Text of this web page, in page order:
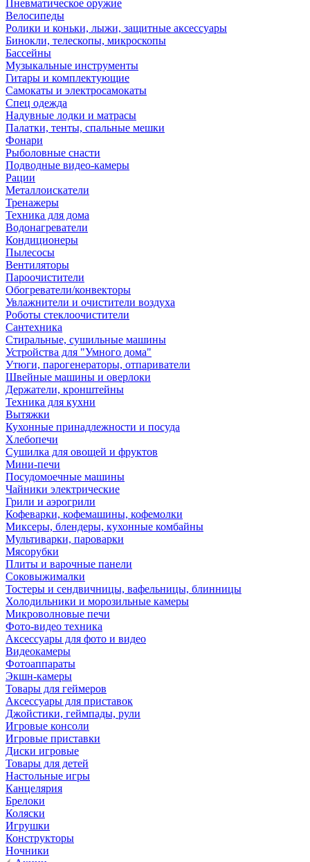
Пневматическое оружие
Велосипеды
Ролики и коньки, лыжи, защитные аксессуары
Бинокли, телескопы, микроскопы
Бассейны
Музыкальные инструменты
Гитары и комплектующие
Самокаты и электросамокаты
Спец одежда
Надувные лодки и матрасы
Палатки, тенты, спальные мешки
Фонари
Рыболовные снасти
Подводные видео-камеры
Рации
Металлоискатели
Тренажеры
Техника для дома
Водонагреватели
Кондиционеры
Пылесосы
Вентиляторы
Пароочистители
Обогреватели/конвекторы
Увлажнители и очистители воздуха
Роботы стеклоочистители
Сантехника
Стиральные, сушильные машины
Устройства для "Умного дома"
Утюги, парогенераторы, отпариватели
Швейные машины и оверлоки
Держатели, кронштейны
Техника для кухни
Вытяжки
Кухонные принадлежности и посуда
Хлебопечи
Сушилка для овощей и фруктов
Мини-печи
Посудомоечные машины
Чайники электрические
Грили и аэрогрили
Кофеварки, кофемашины, кофемолки
Миксеры, блендеры, кухонные комбайны
Мультиварки, пароварки
Мясорубки
Плиты и варочные панели
Соковыжималки
Тостеры и сендвичницы, вафельницы, блинницы
Холодильники и морозильные камеры
Микроволновые печи
Фото-видео техника
Аксессуары для фото и видео
Видеокамеры
Фотоаппараты
Экшн-камеры
Товары для геймеров
Аксессуары для приставок
Джойстики, геймпады, рули
Игровые консоли
Игровые приставки
Диски игровые
Товары для детей
Настольные игры
Канцелярия
Брелоки
Коляски
Игрушки
Конструкторы
Ночники